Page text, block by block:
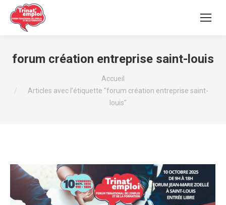
forum création entreprise saint-louis
Accueil
Articles avec l’étiquette "forum création entreprise saint-
louis"